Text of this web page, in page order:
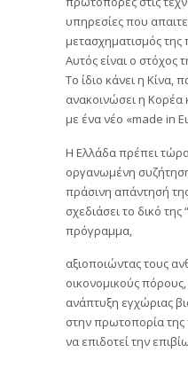
υπηρεσίες που
μετασχηματισμός της
Αυτός είναι ο στόχος
Το ίδιο κάνει η Κίνα,
ανακοινώσει η
με ένα νέο «made in
Η Ελλάδα πρέπει τώρα
οργανωμένη
πράσινη απάντησή
σχεδιάσει το δικό
πρόγραμμα,
αξιοποιώντας τους
οικονομικούς
ανάπτυξη εγχώριας
στην πρωτοπορία της
να επιδοτεί την